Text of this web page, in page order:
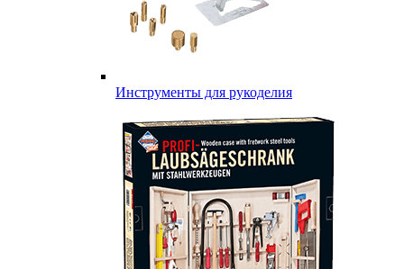
Инструменты для рукоделия